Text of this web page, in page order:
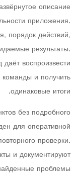
описание
приложения.
порядок действий,
результаты.
воспроизвести
команды и получить
одинаковые итоги.
без подробного
для оперативной
проверки.
и документируют
проблемы.